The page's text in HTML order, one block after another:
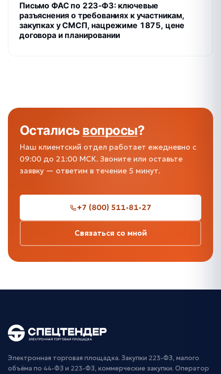
Письмо ФАС по 223‑ФЗ: ключевые
разъяснения о требованиях к участникам,
закупках у СМСП, нацрежиме 1875, цене
договора и планировании
Осталисьвопросы?
Наш клиентский отдел работает ежедневно с
09:00 до 21:00 МСК. Звоните или оставьте
заявку — ответим в течение 5 минут.
+7 (800) 511-81-27
Связаться со мной
Электронная торговая площадка. Закупки 223-ФЗ, малого
объёма по 44-ФЗ и 223-ФЗ, коммерческие закупки. Оператор